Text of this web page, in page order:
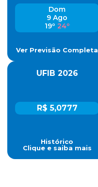
Dom
9 Ago
19º 24º
Ver Previsão Completa
UFIB 2026
R$ 5,0777
Histórico
Clique e saiba mais